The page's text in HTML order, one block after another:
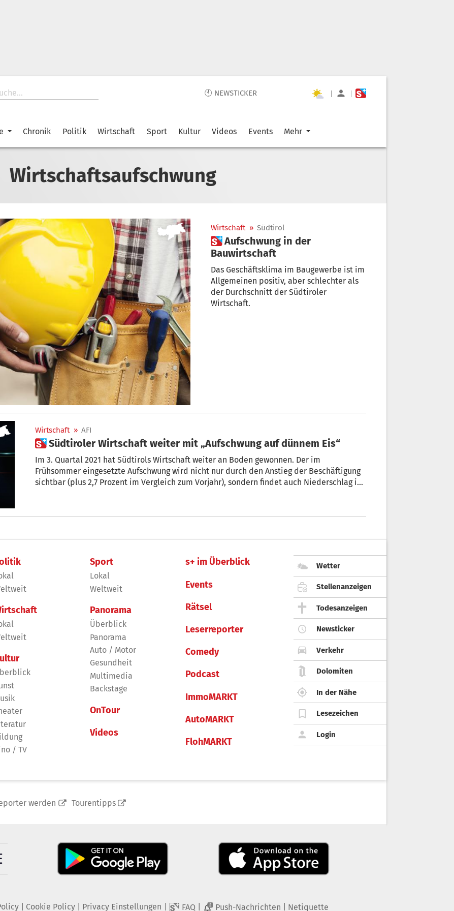
🕙 NEWSTICKER | |
Chronik Politik Wirtschaft Sport Kultur Videos Events Mehr
Wirtschaftsaufschwung
Wirtschaft » Südtirol
 Aufschwung in der
Bauwirtschaft
Das Geschäftsklima im Baugewerbe ist im
Allgemeinen positiv, aber schlechter als
der Durchschnitt der Südtiroler
Wirtschaft.
Wirtschaft » AFI
 Südtiroler Wirtschaft weiter mit „Aufschwung auf dünnem Eis“
Im 3. Quartal 2021 hat Südtirols Wirtschaft weiter an Boden gewonnen. Der im
Frühsommer eingesetzte Aufschwung wird nicht nur durch den Anstieg der Beschäftigung
sichtbar (plus 2,7 Prozent im Vergleich zum Vorjahr), sondern findet auch Niederschlag im
AFI-Direktor Stefan Perini.
/ TV
Sport
Lokal
Weltweit
Panorama
Überblick
Panorama
Auto / Motor
Gesundheit
Multimedia
Backstage
OnTour
Videos
s+ im Überblick
Events
Rätsel
Leserreporter
Comedy
Podcast
ImmoMARKT
AutoMARKT
FlohMARKT
Wetter
Stellenanzeigen
Todesanzeigen
Newsticker
Verkehr
Dolomiten
In der Nähe
Lesezeichen
Login
werden Tourentipps
| Cookie Policy| Privacy Einstellungen FAQ 2 Push-Nachrichten Netiquette